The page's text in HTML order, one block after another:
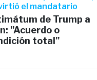
el mandatario
de Trump a
"Acuerdo o
total"